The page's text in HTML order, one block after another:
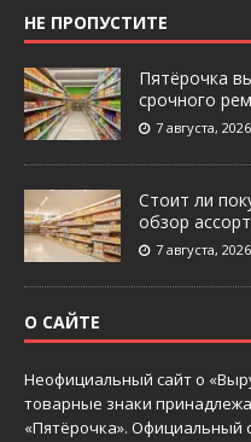
НЕ ПРОПУСТИТЕ
Пятёрочка
срочного
7 августа, 2026
Стоит ли
обзор
7 августа, 2026
О САЙТЕ
Неофициальный сайт о
товарные знаки
«Пятёрочка». Официальный